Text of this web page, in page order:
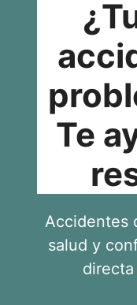
Te
Accidentes
salud y